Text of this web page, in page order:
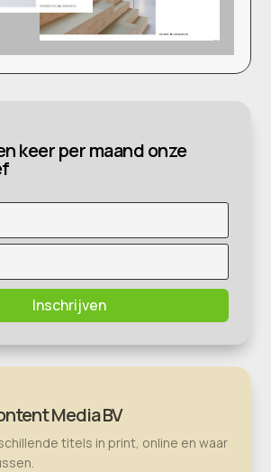
keer per maand onze
Inschrijven
Media BV
titels in print, online en waar